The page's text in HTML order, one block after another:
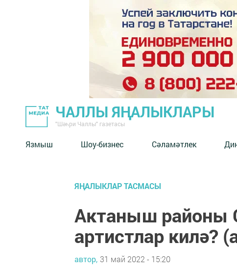
ЧАЛЛЫ ЯҢАЛЫКЛАРЫ
"Шәһри Чаллы" газетасы
Язмыш Шоу-бизнес Сәламәтлек
ЯҢАЛЫКЛАР ТАСМАСЫ
Актаныш районы
артистлар килә?
автор, 31 май 2022 - 15:20